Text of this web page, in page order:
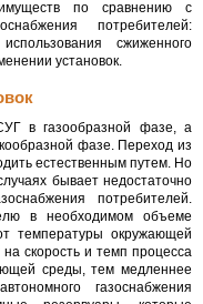
по сравнению с
потребителей:
сжиженного
установок.
в газообразной фазе, а
фазе. Переход из
естественным путем. Но
бывает недостаточно
потребителей.
в необходимом объеме
температуры окружающей
скорость и темп процесса
среды, тем медленнее
газоснабжения